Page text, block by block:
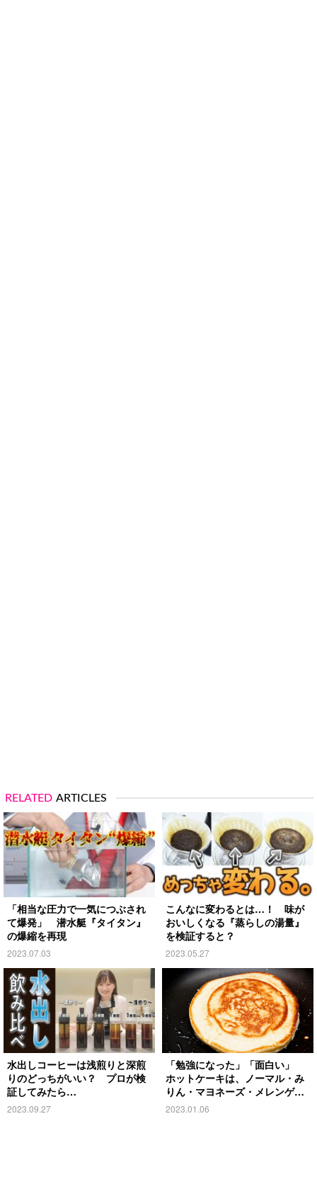
RELATED ARTICLES
「相当な圧力で一気につぶされ
て爆発」 潜水艇『タイタン』
の爆縮を再現
2023.07.03
こんなに変わるとは…！ 味が
おいしくなる『蒸らしの湯量』
を検証すると？
2023.05.27
水出しコーヒーは浅煎りと深煎
りのどっちがいい？ プロが検
証してみたら…
2023.09.27
「勉強になった」「面白い」
ホットケーキは、ノーマル・み
りん・マヨネーズ・メレンゲど
れが一番膨らむ？
2023.01.06